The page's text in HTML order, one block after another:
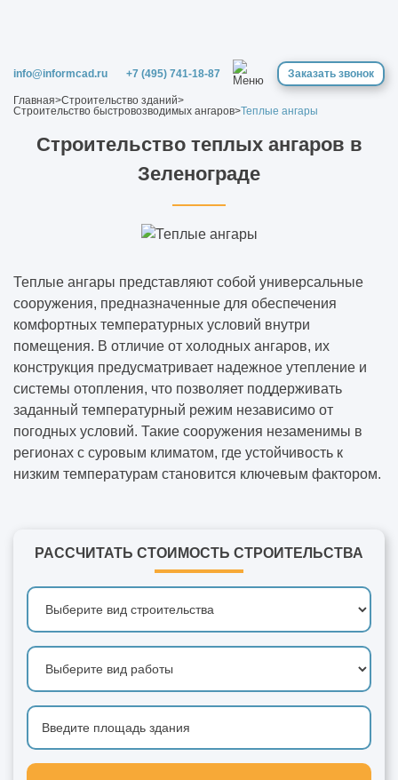
info@informcad.ru +7 (495) 741-18-87 Заказать звонок
Главная>Строительство зданий>
Строительство быстровозводимых ангаров>Теплые ангары
Строительство теплых ангаров в
Зеленограде
Теплые ангары представляют собой универсальные
сооружения, предназначенные для обеспечения
комфортных температурных условий внутри
помещения. В отличие от холодных ангаров, их
конструкция предусматривает надежное утепление и
системы отопления, что позволяет поддерживать
заданный температурный режим независимо от
погодных условий. Такие сооружения незаменимы в
регионах с суровым климатом, где устойчивость к
низким температурам становится ключевым фактором.
РАССЧИТАТЬ СТОИМОСТЬ СТРОИТЕЛЬСТВА